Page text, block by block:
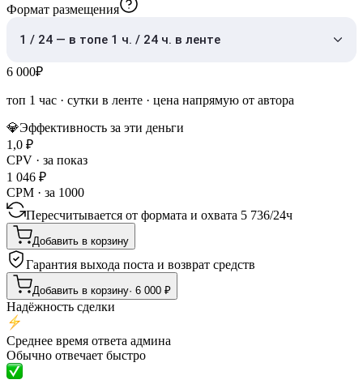
Формат размещения
1 / 24 — в топе 1 ч. / 24 ч. в ленте
6 000₽
топ 1 час · сутки в ленте · цена напрямую от автора
💎Эффективность за эти деньги
1,0 ₽
CPV · за показ
1 046 ₽
CPM · за 1000
Пересчитывается от формата и охвата 5 736/24ч
Добавить в корзину
Гарантия выхода поста и возврат средств
Добавить в корзину· 6 000 ₽
Надёжность сделки
Среднее время ответа админа
Обычно отвечает быстро